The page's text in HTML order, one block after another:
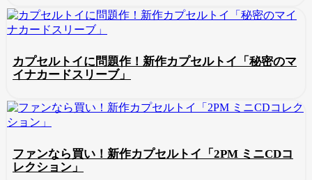
カプセルトイに問題作！新作カプセルトイ「秘密のマ
イナカードスリーブ」
ファンなら買い！新作カプセルトイ「2PM ミニCDコ
レクション」